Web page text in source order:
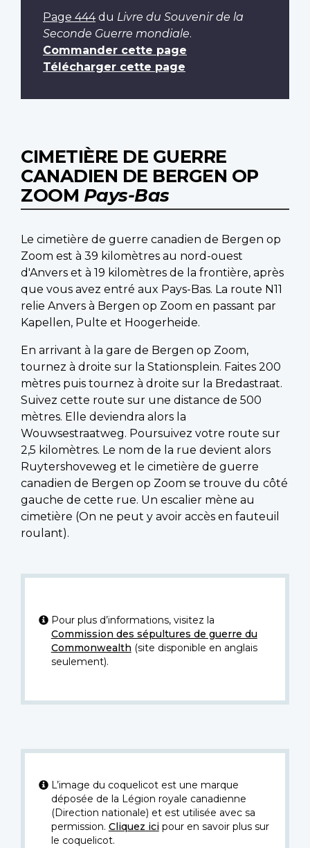
Page 444du Livre du Souvenir de la
Seconde Guerre mondiale.
Commander cette page
Télécharger cette page
CIMETIÈRE DE GUERRE
CANADIEN DE BERGEN OP
ZOOM Pays-Bas
Le cimetière de guerre canadien de Bergen op
Zoom est à 39 kilomètres au nord-ouest
d'Anvers et à 19 kilomètres de la frontière, après
que vous avez entré aux Pays-Bas. La route N11
relie Anvers à Bergen op Zoom en passant par
Kapellen, Pulte et Hoogerheide.
En arrivant à la gare de Bergen op Zoom,
tournez à droite sur la Stationsplein. Faites 200
mètres puis tournez à droite sur la Bredastraat.
Suivez cette route sur une distance de 500
mètres. Elle deviendra alors la
Wouwsestraatweg. Poursuivez votre route sur
2,5 kilomètres. Le nom de la rue devient alors
Ruytershoveweg et le cimetière de guerre
canadien de Bergen op Zoom se trouve du côté
gauche de cette rue. Un escalier mène au
cimetière (On ne peut y avoir accès en fauteuil
roulant).
Pour plus d’informations, visitez la
Commission des sépultures de guerre du
Commonwealth (site disponible en anglais
seulement).
L’image du coquelicot est une marque
déposée de la Légion royale canadienne
(Direction nationale) et est utilisée avec sa
permission. Cliquez icipour en savoir plus sur
le coquelicot.